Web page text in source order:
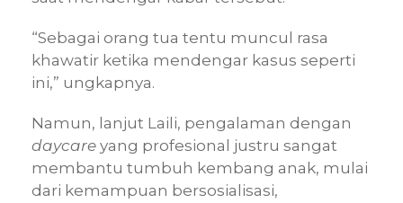
“Sebagai orang tua tentu muncul rasa
khawatir ketika mendengar kasus seperti
ini,” ungkapnya.
Namun, lanjut Laili, pengalaman dengan
daycare yang profesional justru sangat
membantu tumbuh kembang anak, mulai
dari kemampuan bersosialisasi,